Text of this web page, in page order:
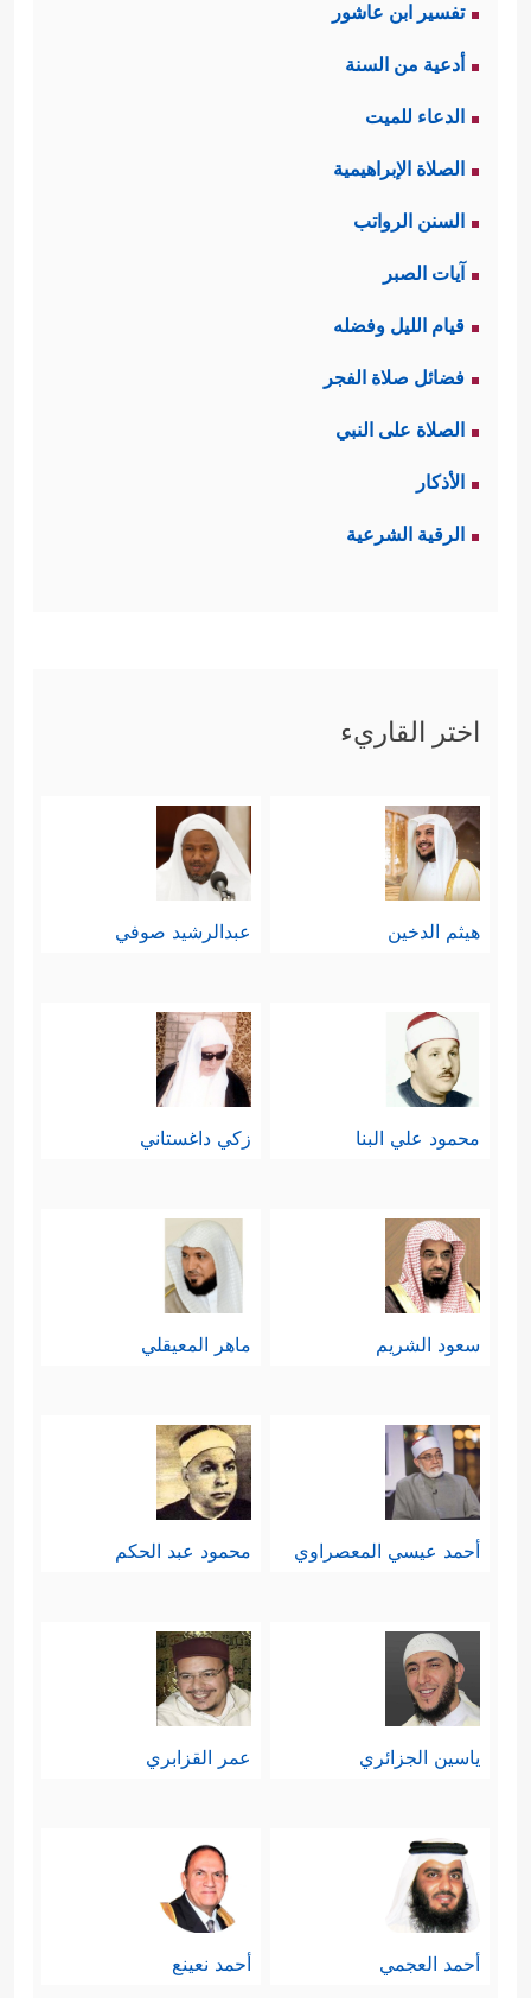
تفسير ابن عاشور
أدعية من السنة
الدعاء للميت
الصلاة الإبراهيمية
السنن الرواتب
آيات الصبر
قيام الليل وفضله
فضائل صلاة الفجر
الصلاة على النبي
الأذكار
الرقية الشرعية
اختر القاريء
هيثم الدخين عبدالرشيد صوفي
محمود علي البنا زكي داغستاني
سعود الشريم ماهر المعيقلي
أحمد عيسي المعصراوي محمود عبد الحكم
ياسين الجزائري عمر القزابري
أحمد العجمي أحمد نعينع